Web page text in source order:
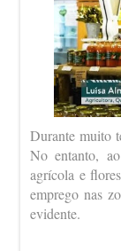
Durante muito
No entanto,
agrícola e
emprego nas
evidente.